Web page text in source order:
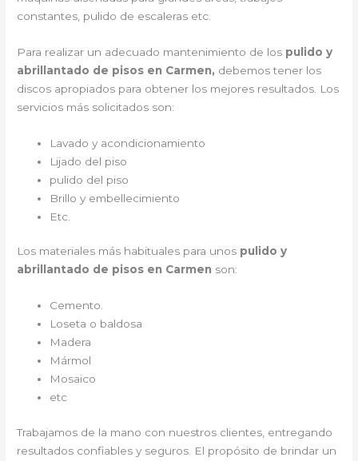
constantes, pulido de escaleras etc.
Para realizar un adecuado mantenimiento de los pulido y
abrillantado de pisos en Carmen, debemos tener los
discos apropiados para obtener los mejores resultados. Los
servicios más solicitados son:
Lavado y acondicionamiento
Lijado del piso
pulido del piso
Brillo y embellecimiento
Etc.
Los materiales más habituales para unos pulido y
abrillantado de pisos en Carmen son:
Cemento.
Loseta o baldosa
Madera
Mármol
Mosaico
etc
Trabajamos de la mano con nuestros clientes, entregando
resultados confiables y seguros. El propósito de brindar un